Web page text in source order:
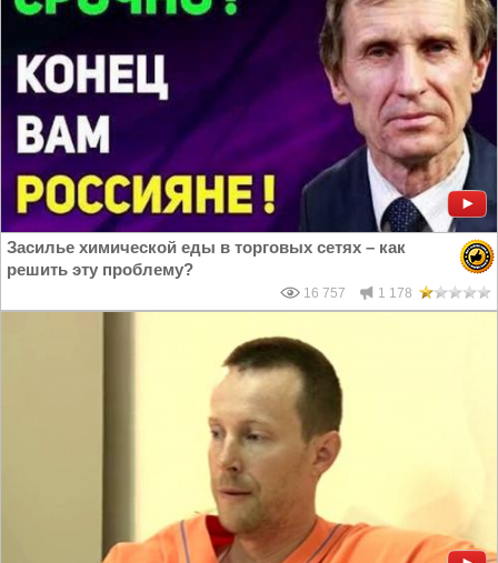
Засилье химической еды в торговых сетях – как
решить эту проблему?
16 757 1 178